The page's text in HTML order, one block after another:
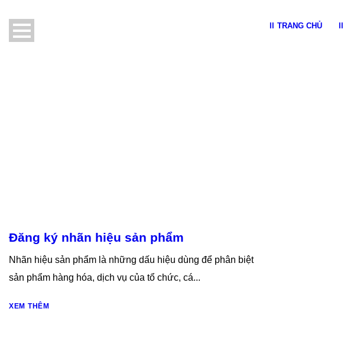
TRANG CHỦ
Đăng ký nhãn hiệu sản phẩm
Nhãn hiệu sản phẩm là những dấu hiệu dùng để phân biệt
sản phẩm hàng hóa, dịch vụ của tổ chức, cá...
XEM THÊM